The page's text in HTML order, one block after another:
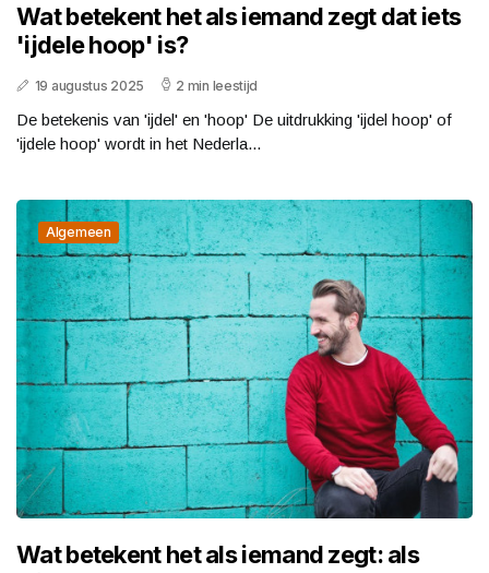
Wat betekent het als iemand zegt dat iets
'ijdele hoop' is?
19 augustus 2025 2 min leestijd
De betekenis van 'ijdel' en 'hoop' De uitdrukking 'ijdel hoop' of
'ijdele hoop' wordt in het Nederla...
Algemeen
Wat betekent het als iemand zegt: als